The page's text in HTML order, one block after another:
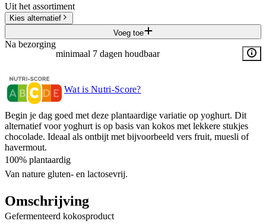
Uit het assortiment
Kies alternatief
Voeg toe
Na bezorging
minimaal 7 dagen houdbaar
Wat is Nutri-Score?
Begin je dag goed met deze plantaardige variatie op yoghurt. Dit
alternatief voor yoghurt is op basis van kokos met lekkere stukjes
chocolade. Ideaal als ontbijt met bijvoorbeeld vers fruit, muesli of
havermout.
100% plantaardig
Van nature gluten- en lactosevrij​. ​
Omschrijving
Gefermenteerd kokosproduct